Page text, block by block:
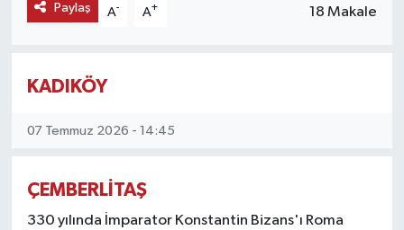
Paylaş A- A+ 18 Makale
KADIKÖY
07 Temmuz 2026 - 14:45
ÇEMBERLİTAŞ
330 yılında İmparator Konstantin Bizans'ı Roma
GÖKTÜRK
MAGAZİN